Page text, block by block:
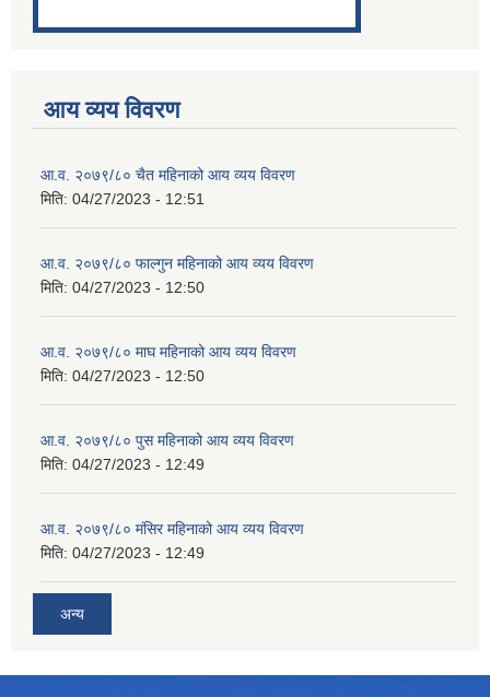
आय व्यय विवरण
आ.व. २०७९/८० चैत महिनाको आय व्यय विवरण
मिति: 04/27/2023 - 12:51
आ.व. २०७९/८० फाल्गुन महिनाको आय व्यय विवरण
मिति: 04/27/2023 - 12:50
आ.व. २०७९/८० माघ महिनाको आय व्यय विवरण
मिति: 04/27/2023 - 12:50
आ.व. २०७९/८० पुस महिनाको आय व्यय विवरण
मिति: 04/27/2023 - 12:49
आ.व. २०७९/८० मंसिर महिनाको आय व्यय विवरण
मिति: 04/27/2023 - 12:49
अन्य